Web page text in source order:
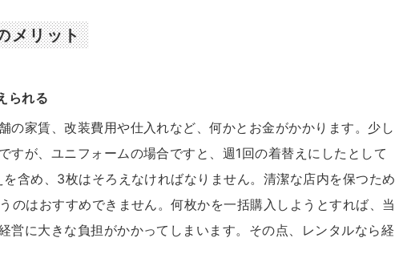
メリット
られる
の家賃、改装費用や仕入れなど、何かとお金がかかります。少し
すが、ユニフォームの場合ですと、週1回の着替えにしたとして
含め、3枚はそろえなければなりません。清潔な店内を保つため
のはおすすめできません。何枚かを一括購入しようとすれば、当
営に大きな負担がかかってしまいます。その点、レンタルなら経